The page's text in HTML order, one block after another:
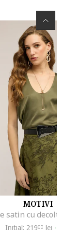
MOTIVI
Initial: 21900 lei -